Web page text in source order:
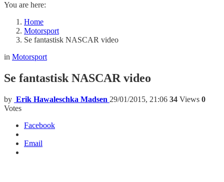
You are here:
Home
Motorsport
Se fantastisk NASCAR video
in Motorsport
Se fantastisk NASCAR video
by Erik Hawaleschka Madsen 29/01/2015, 21:06 34 Views 0
Votes
Facebook
Email